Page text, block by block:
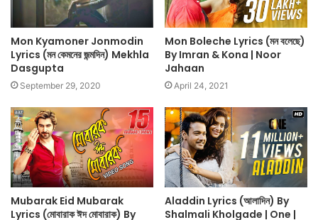
Mon Kyamoner Jonmodin
Lyrics (মন কেমনের জন্মদিন) Mekhla
Dasgupta
September 29, 2020
Mon Boleche Lyrics (মন বলেছে)
By Imran & Kona | Noor
Jahaan
April 24, 2021
Mubarak Eid Mubarak
Lyrics (মোবারাক ঈদ মোবারাক) By
Aladdin Lyrics (আলাদিন) By
Shalmali Kholgade | One |